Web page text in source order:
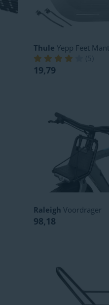
Thule Yepp Feet
( 5
19,79
Raleigh Voordrager
98,18